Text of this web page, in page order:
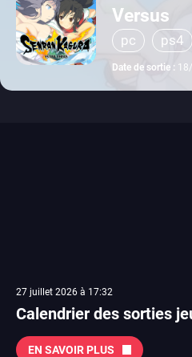
Versus
pc ps4
Date de sortie :
27 juillet 2026 à 17:32
Calendrier des sorties
EN SAVOIR PLUS